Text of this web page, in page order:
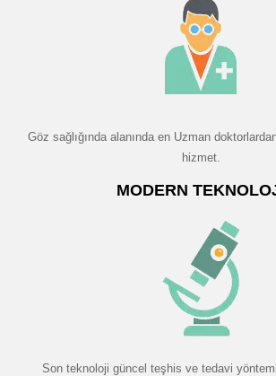
Göz sağlığında alanında en Uzman
hizmet.
MODERN
Son teknoloji güncel teşhis ve tedavi